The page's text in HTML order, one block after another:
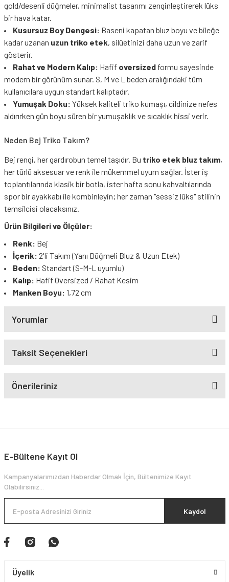
gold/desenli düğmeler, minimalist tasarımı zenginleştirerek lüks
bir hava katar.
Kusursuz Boy Dengesi: Baseni kapatan bluz boyu ve bileğe
kadar uzanan uzun triko etek, silüetinizi daha uzun ve zarif
gösterir.
Rahat ve Modern Kalıp: Hafif oversizedformu sayesinde
modern bir görünüm sunar. S, M ve L beden aralığındaki tüm
kullanıcılara uygun standart kalıptadır.
Yumuşak Doku: Yüksek kaliteli triko kumaşı, cildinize nefes
aldırırken gün boyu süren bir yumuşaklık ve sıcaklık hissi verir.
Neden Bej Triko Takım?
Bej rengi, her gardırobun temel taşıdır. Bu triko etek bluz takım,
her türlü aksesuar ve renk ile mükemmel uyum sağlar. İster iş
toplantılarında klasik bir botla, ister hafta sonu kahvaltılarında
spor bir ayakkabı ile kombinleyin; her zaman "sessiz lüks" stilinin
temsilcisi olacaksınız.
Ürün Bilgileri ve Ölçüler:
Renk: Bej
İçerik: 2'li Takım (Yanı Düğmeli Bluz & Uzun Etek)
Beden: Standart (S-M-L uyumlu)
Kalıp: Hafif Oversized / Rahat Kesim
Manken Boyu: 1,72 cm
Yorumlar
Taksit Seçenekleri
Önerileriniz
E-Bültene Kayıt Ol
Kampanyalarımızdan Haberdar Olmak İçin, Bültenimize Kayıt
Olabilirsiniz...
Kaydol
Üyelik